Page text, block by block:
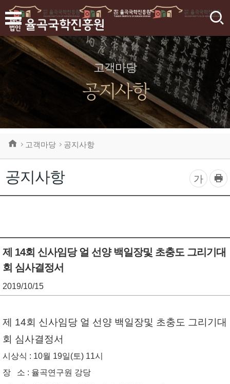
검
고객마당
공지사항
공지사항
고객마당 공지사항
글
자
조
가
프
린
트
제 14회 신사임당 얼 선양 백일장및 초충도 그리기대
회 심사결정서
2019/10/15
제 14회 신사임당 얼 선양 백일장및 초충도 그리기대
회 심사결정서
시상식 : 10월 19일(토) 11시
장 소 : 율곡연구원 강당